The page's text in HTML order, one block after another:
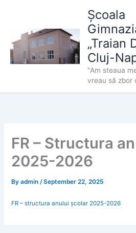
content
Școala
„Traian
Cluj-
"Am steaua
vreau să zbor
FR – Structura
2025-2026
Byadmin/September 22, 2025
FR – structura anului școlar 2025-2026